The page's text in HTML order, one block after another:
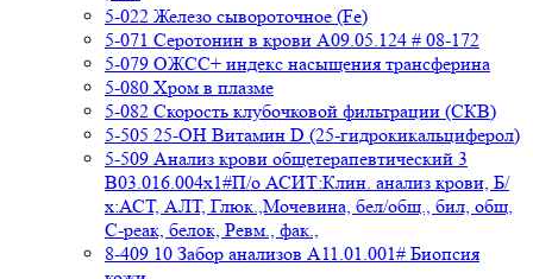
5-022 Железо сывороточное (Fe)
5-071 Серотонин в крови A09.05.124 # 08-172
5-079 ОЖСС+ индекс насыщения трансферина
5-080 Хром в плазме
5-082 Скорость клубочковой фильтрации (СКВ)
5-505 25-ОН Витамин D (25-гидрокикальциферол)
5-509 Анализ крови общетерапевтический 3
B03.016.004x1#П/о АСИТ:Клин. анализ крови, Б/
х:АСТ, АЛТ, Глюк.,Мочевина, бел/общ., бил, общ,
C-реак, белок, Ревм., фак.,
8-409 10 Забор анализов A11.01.001# Биопсия